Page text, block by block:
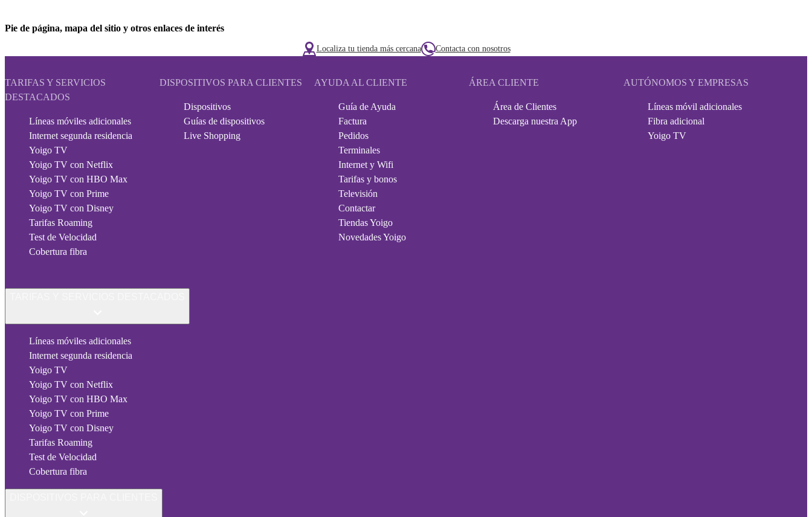
Pie de página, mapa del sitio y otros enlaces de interés
Localiza tu tienda más cercana Contacta con nosotros
TARIFAS Y SERVICIOS
DESTACADOS
Líneas móviles adicionales
Internet segunda residencia
Yoigo TV
Yoigo TV con Netflix
Yoigo TV con HBO Max
Yoigo TV con Prime
Yoigo TV con Disney
Tarifas Roaming
Test de Velocidad
Cobertura fibra
DISPOSITIVOS PARA CLIENTES
Dispositivos
Guías de dispositivos
Live Shopping
AYUDA AL CLIENTE
Guía de Ayuda
Factura
Pedidos
Terminales
Internet y Wifi
Tarifas y bonos
Televisión
Contactar
Tiendas Yoigo
Novedades Yoigo
ÁREA CLIENTE
Área de Clientes
Descarga nuestra App
AUTÓNOMOS Y EMPRESAS
Líneas móvil adicionales
Fibra adicional
Yoigo TV
Líneas móviles adicionales
Internet segunda residencia
Yoigo TV
Yoigo TV con Netflix
Yoigo TV con HBO Max
Yoigo TV con Prime
Yoigo TV con Disney
Tarifas Roaming
Test de Velocidad
Cobertura fibra